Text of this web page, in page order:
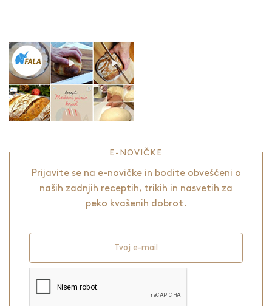
E-NOVIČKE
Prijavite se na e-novičke in bodite obveščeni o
naših zadnjih receptih, trikih in nasvetih za
peko kvašenih dobrot.
Tvoj e-mail